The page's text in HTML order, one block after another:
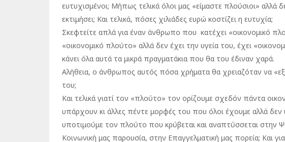
ευτυχισμένοι; Μήπως τελικά όλοι μας «είμαστε πλούσιοι» αλλά
εκτιμήσει; Και τελικά, πόσες χιλιάδες ευρώ κοστίζει η ευτυχία;
Σκεφτείτε απλά για έναν άνθρωπο που κατέχει «οικονομικό
«οικονομικό πλούτο» αλλά δεν έχει την υγεία του, έχει
κάνει όλα αυτά τα μικρά πραγματάκια που θα του έδιναν χαρά.
Αλήθεια, ο άνθρωπος αυτός πόσα χρήματα θα χρειαζόταν να
του;
Και τελικά γιατί τον «πλούτο» τον ορίζουμε σχεδόν πάντα
υπάρχουν κι άλλες πέντε μορφές του που όλοι έχουμε αλλά δεν
υποτιμούμε τον πλούτο που κρύβεται και αναπτύσσεται
Κοινωνική μας παρουσία, στην Επαγγελματική μας πορεία; Και